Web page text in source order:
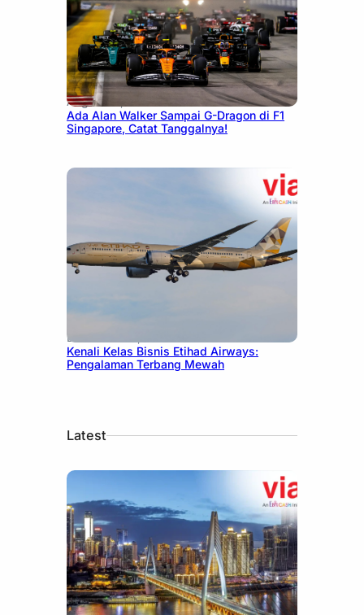
August 13, 2025
Ada Alan Walker Sampai G-Dragon di F1
Singapore, Catat Tanggalnya!
December 27, 2024
Kenali Kelas Bisnis Etihad Airways:
Pengalaman Terbang Mewah
Latest